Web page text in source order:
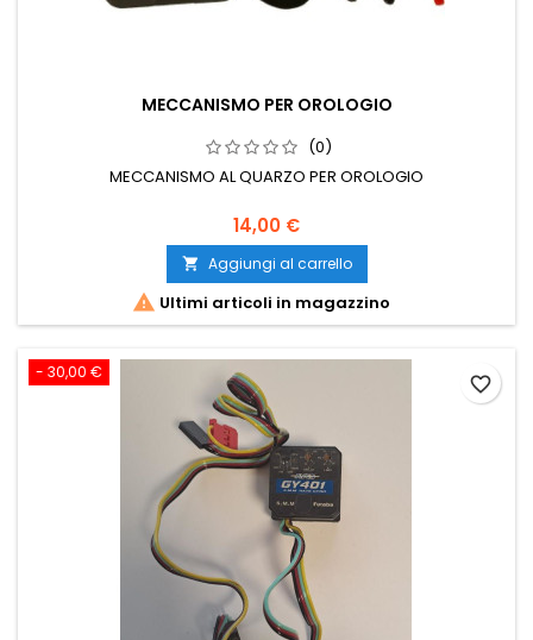
MECCANISMO PER OROLOGIO
(0)
MECCANISMO AL QUARZO PER OROLOGIO
14,00 €
 Aggiungi al carrello
 Ultimi articoli in magazzino
- 30,00 €
favorite_border